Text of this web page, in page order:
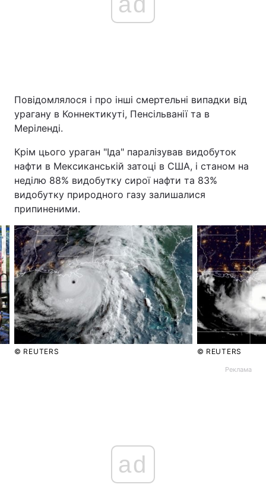
Повідомлялося і про інші смертельні випадки від
урагану в Коннектикуті, Пенсільванії та в
Меріленді.
Крім цього ураган "Іда" паралізував видобуток
нафти в Мексиканській затоці в США, і станом на
неділю 88% видобутку сирої нафти та 83%
видобутку природного газу залишалися
припиненими.
© REUTERS © REUTERS
Реклама
ad